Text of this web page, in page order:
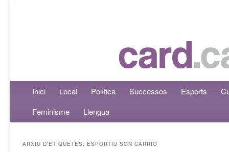
Menú principalAneu al contingut principal
Aneu al contingut secundari
Inici Local Política Successos Esports
Feminisme
Llengua
ARXIU D'ETIQUETES: ESPORTIU SON CARRIÓ